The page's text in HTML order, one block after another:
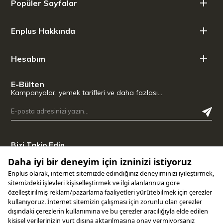
Ağırlık: 250 gr
Popüler Sayfalar
Enplus Hakkında
Hesabım
E-Bülten
Kampanyalar, yemek tarifleri ve daha fazlası…
Bizi Takip Edin
Uygulamamızı İndirin